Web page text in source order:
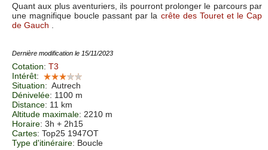
Quant aux plus aventuriers, ils pourront prolonger le parcours par
une magnifique boucle passant par la crête des Touret et le Cap
de Gauch
Dernière modification le 15/11/2023
Cotation: T3
Intérêt:
Situation: Autrech
Dénivelée: 1100 m
Distance: 11 km
Altitude maximale: 2210 m
Horaire: 3h + 2h15
Cartes: Top25 1947OT
Type d'itinéraire: Boucle